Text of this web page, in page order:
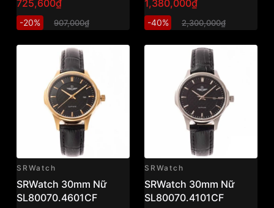
725,600₫
-20% 907,000₫
1,380,000₫
-40% 2,300,000₫
SRWatch
SRWatch 30mm Nữ
SL80070.4601CF
SRWatch
SRWatch 30mm Nữ
SL80070.4101CF